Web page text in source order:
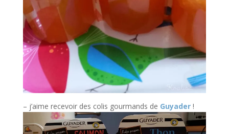
– j’aime recevoir des colis gourmands de Guyader!